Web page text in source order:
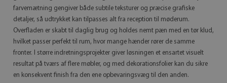
farvemætning gengiver både subtile teksturer og præcise grafiske
detaljer, så udtrykket kan tilpasses alt fra reception til møderum.
Overfladen er skabt til daglig brug og holdes nemt pæn med en tør klud,
hvilket passer perfekt til rum, hvor mange hænder rører de samme
fronter. I større indretningsprojekter giver løsningen et ensartet visuelt
resultat på tværs af flere møbler, og med dekorationsfolier kan du sikre
en konsekvent finish fra den ene opbevaringsvæg til den anden.